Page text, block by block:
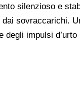
silenzioso e
sovraccarichi.
impulsi